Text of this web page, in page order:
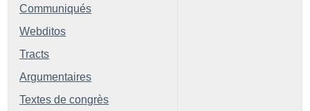
Communiqués
Webditos
Tracts
Argumentaires
Textes de congrès